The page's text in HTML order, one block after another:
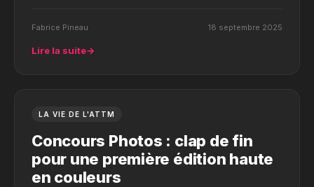
Fabrice Pineau 18 septembre 2025
Lire la suite→
LA VIE DE L'ATTM
Concours Photos : clap de fin
pour une première édition haute
en couleurs